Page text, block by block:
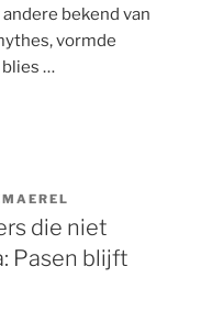
bekend van
vormde
blies …
die niet
Pasen blijft